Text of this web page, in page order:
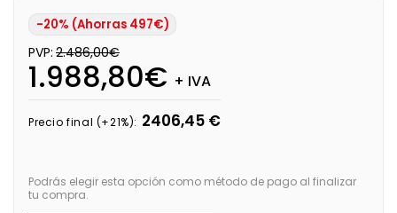
-20% (Ahorras 497€)
PVP: 2.486,00€
1.988,80€ + IVA
Precio final (+21%): 2406,45 €
Podrás elegir esta opción como método de pago al finalizar
tu compra.